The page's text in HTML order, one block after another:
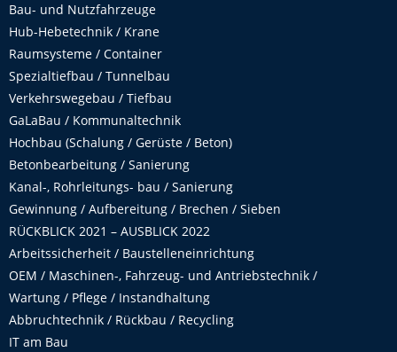
Bau- und Nutzfahrzeuge
Hub-Hebetechnik / Krane
Raumsysteme / Container
Spezialtiefbau / Tunnelbau
Verkehrswegebau / Tiefbau
GaLaBau / Kommunaltechnik
Hochbau (Schalung / Gerüste / Beton)
Betonbearbeitung / Sanierung
Kanal-, Rohrleitungs- bau / Sanierung
Gewinnung / Aufbereitung / Brechen / Sieben
RÜCKBLICK 2021 – AUSBLICK 2022
Arbeitssicherheit / Baustelleneinrichtung
OEM / Maschinen-, Fahrzeug- und Antriebstechnik /
Wartung / Pflege / Instandhaltung
Abbruchtechnik / Rückbau / Recycling
IT am Bau